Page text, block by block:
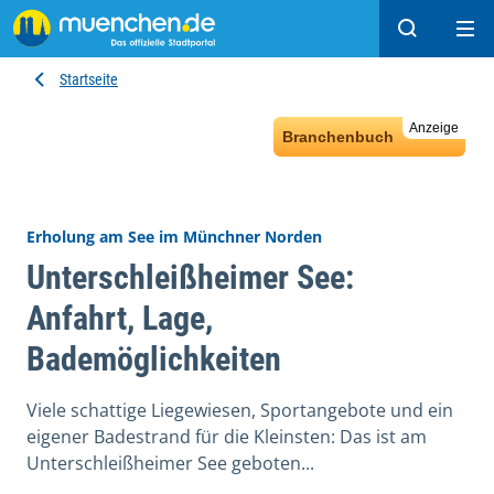
Suchen
Startseite
Anzeige
Branchenbuch
Erholung am See im Münchner Norden
Unterschleißheimer See:
Anfahrt, Lage,
Bademöglichkeiten
Viele schattige Liegewiesen, Sportangebote und ein
eigener Badestrand für die Kleinsten: Das ist am
Unterschleißheimer See geboten...